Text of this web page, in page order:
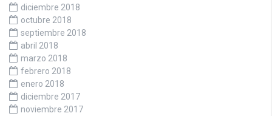
diciembre 2018
octubre 2018
septiembre 2018
abril 2018
marzo 2018
febrero 2018
enero 2018
diciembre 2017
noviembre 2017